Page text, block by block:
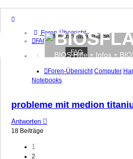
Foren-Übersicht
FAQ
Anmelden
BIOS Hilfe + Infos +
FAQ
Foren-Übersicht Computer
Notebooks
probleme mit medion
Antworten
18 Beiträge
1
2